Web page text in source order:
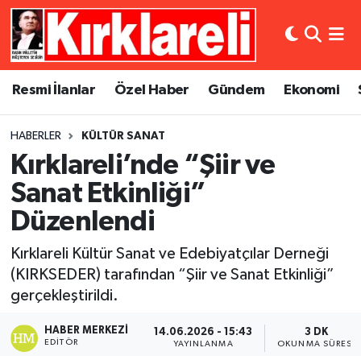
Resmi İlanlar Özel Haber Gündem Ekonomi
HABERLER KÜLTÜR SANAT
Kırklareli’nde “Şiir ve
Sanat Etkinliği”
Düzenlendi
Kırklareli Kültür Sanat ve Edebiyatçılar Derneği
(KIRKSEDER) tarafından “Şiir ve Sanat Etkinliği”
gerçekleştirildi.
HABER MERKEZI
EDITÖR
14.06.2026 - 15:43
YAYINLANMA
3 DK
OKUNMA SÜRESI
Resmi İlanlar
Gündem
Ekonomi
Siyaset
Spor
Asayiş
Dünya
Eğitim
Kültür Sanat
Magazin
Medya
Sağlık
Künye
Gizlilik Sözleşmesi
Merkez Nöbetçi Eczaneler
Merkez Trafik Yoğunluk Haritası
Süper Lig Puan Durumu ve Fikstür
Tüm Manşetler
Son Dakika Haberleri
Haber Arşivi